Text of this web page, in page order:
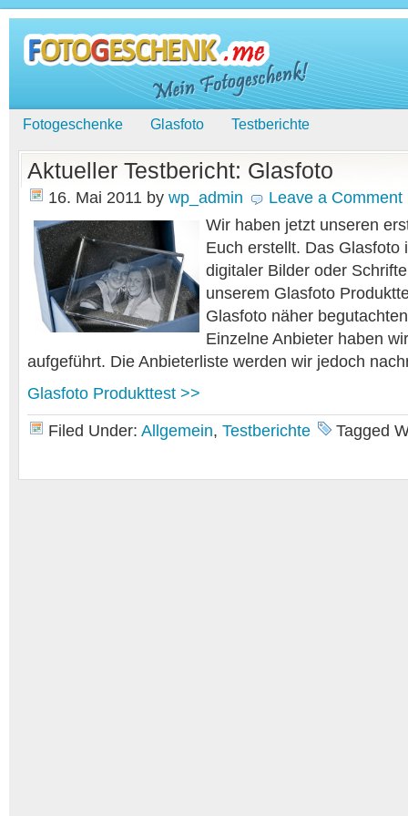
Fotogeschenke Glasfoto Testberichte
Aktueller Testbericht: Glasfoto
16. Mai 2011 by wp_admin
Leave a Comment
Wir haben jetzt unseren
Euch erstellt. Das Glasfoto
digitaler Bilder oder
unserem Glasfoto
Glasfoto näher
Einzelne Anbieter haben
aufgeführt. Die Anbieterliste werden wir jedoch
Glasfoto Produkttest >>
Filed Under: Allgemein, Testberichte Tagged